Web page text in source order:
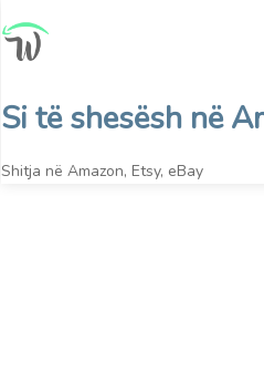
Skip
to
Si të shesësh në
Shitja në Amazon, Etsy, eBay